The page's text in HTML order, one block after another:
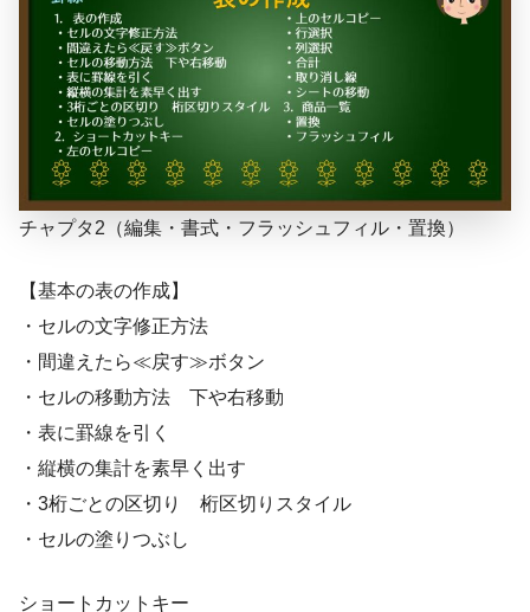
チャプタ2（編集・書式・フラッシュフィル・置換）
【基本の表の作成】
・セルの文字修正方法
・間違えたら≪戻す≫ボタン
・セルの移動方法 下や右移動
・表に罫線を引く
・縦横の集計を素早く出す
・3桁ごとの区切り 桁区切りスタイル
・セルの塗りつぶし
ショートカットキー